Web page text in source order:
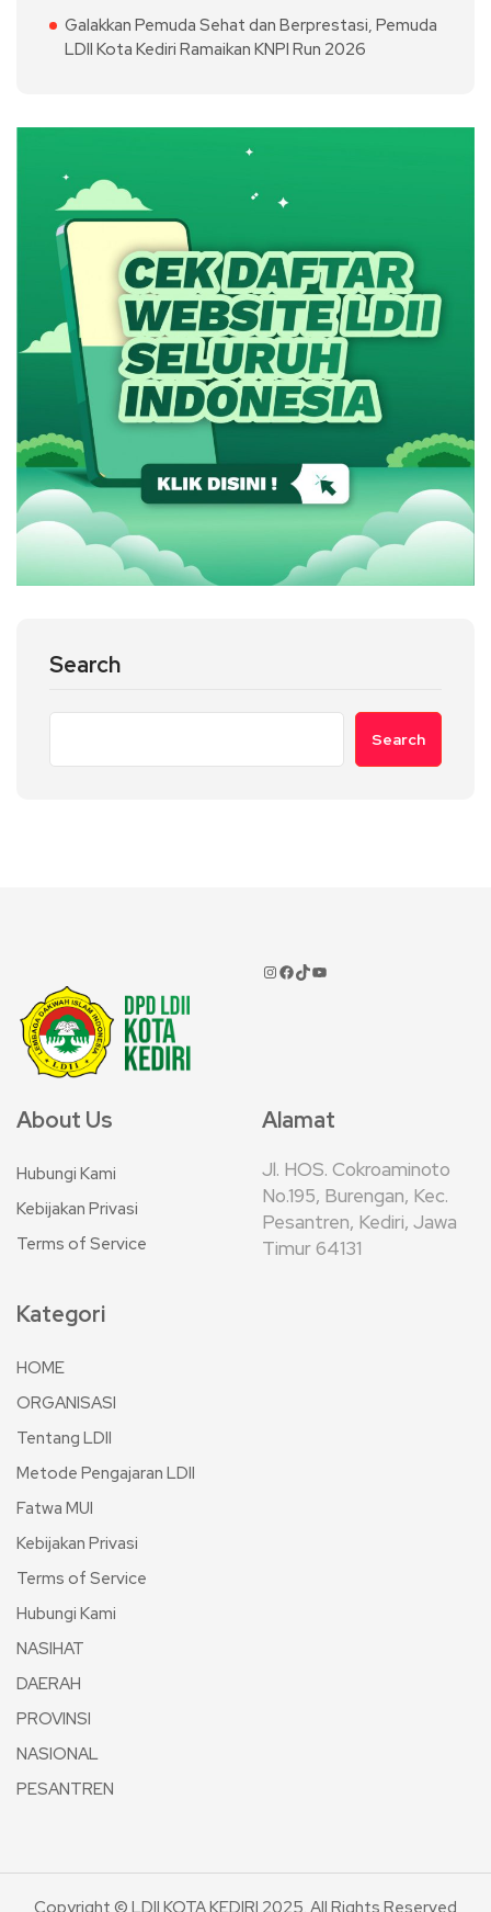
Galakkan Pemuda Sehat dan Berprestasi, Pemuda
LDII Kota Kediri Ramaikan KNPI Run 2026
Search
Search
About Us
Hubungi Kami
Kebijakan Privasi
Terms of Service
Alamat
Jl. HOS. Cokroaminoto
No.195, Burengan, Kec.
Pesantren, Kediri, Jawa
Timur 64131
Kategori
HOME
ORGANISASI
Tentang LDII
Metode Pengajaran LDII
Fatwa MUI
Kebijakan Privasi
Terms of Service
Hubungi Kami
NASIHAT
DAERAH
PROVINSI
NASIONAL
PESANTREN
Copyright © LDII KOTA KEDIRI 2025. All Rights Reserved